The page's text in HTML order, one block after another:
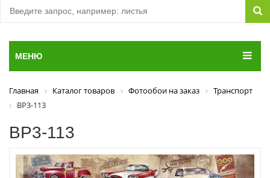
МЕНЮ
Главная Каталог товаров Фотообои на заказ
Транспорт
ВР3-113
ВР3-113